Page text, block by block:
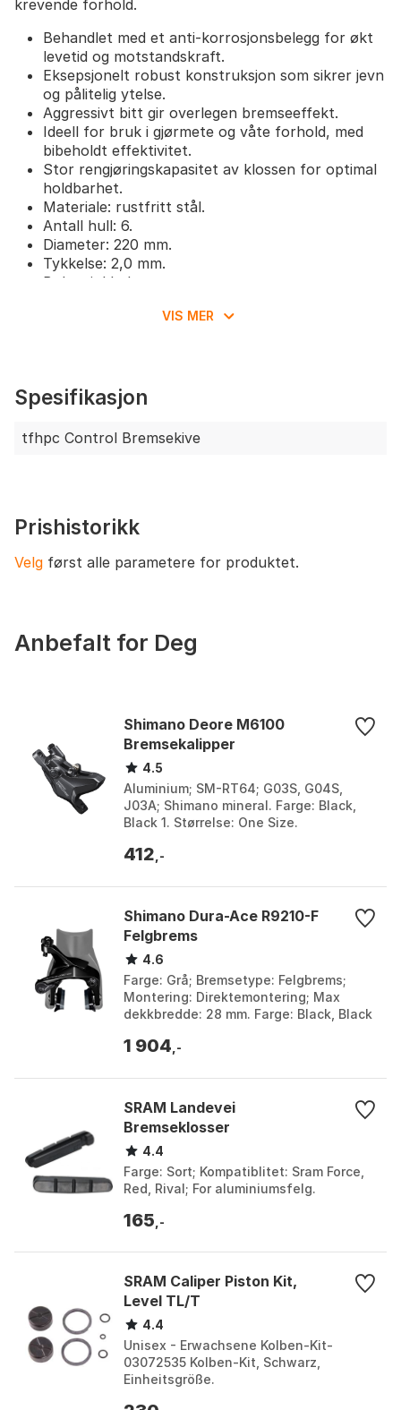
krevende forhold.
Behandlet med et anti-korrosjonsbelegg for økt
levetid og motstandskraft.
Eksepsjonelt robust konstruksjon som sikrer jevn
og pålitelig ytelse.
Aggressivt bitt gir overlegen bremseeffekt.
Ideell for bruk i gjørmete og våte forhold, med
bibeholdt effektivitet.
Stor rengjøringskapasitet av klossen for optimal
holdbarhet.
Materiale: rustfritt stål.
Antall hull: 6.
Diameter: 220 mm.
Tykkelse: 2,0 mm.
Bolter inkludert.
VIS MER
Spesifikasjon
tfhpc Control Bremsekive
Prishistorikk
Velg først alle parametere for produktet.
Anbefalt for Deg
Shimano Deore M6100
Bremsekalipper
4.5
Aluminium; SM-RT64; G03S, G04S,
J03A; Shimano mineral. Farge: Black,
Black 1. Størrelse: One Size.
412 ,-
Shimano Dura-Ace R9210-F
Felgbrems
4.6
Farge: Grå; Bremsetype: Felgbrems;
Montering: Direktemontering; Max
dekkbredde: 28 mm. Farge: Black, Black
1 904 ,-
SRAM Landevei
Bremseklosser
4.4
Farge: Sort; Kompatiblitet: Sram Force,
Red, Rival; For aluminiumsfelg.
165 ,-
SRAM Caliper Piston Kit,
Level TL/T
4.4
Unisex - Erwachsene Kolben-Kit-
03072535 Kolben-Kit, Schwarz,
Einheitsgröße.